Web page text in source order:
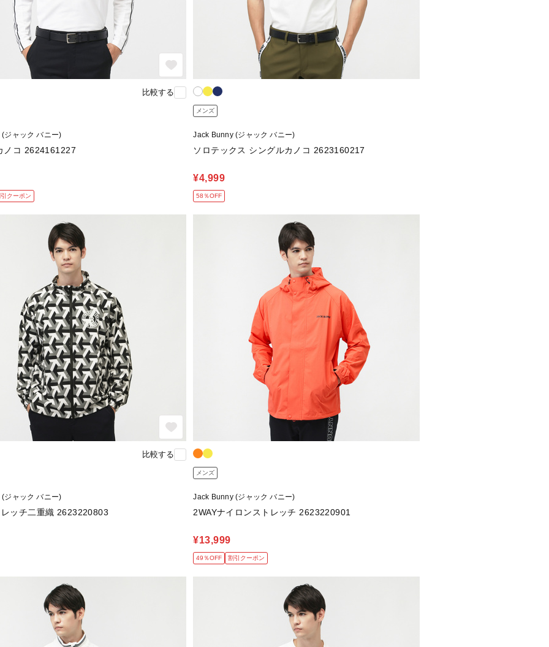
比較する
ジャック バニー)
ノコ 2624161227
クーポン
メンズ
Jack Bunny (ジャック バニー)
ソロテックス シングルカノコ 2623160217
¥4,999
58％OFF
比較する
ジャック バニー)
レッチ二重織 2623220803
メンズ
Jack Bunny (ジャック バニー)
2WAYナイロンストレッチ 2623220901
¥13,999
49％OFF 割引クーポン